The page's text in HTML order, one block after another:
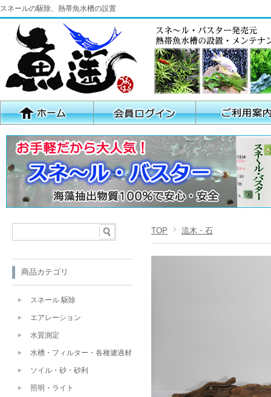
スネールの駆除、熱帯魚水槽の設置
TOP 流木・石
商品カテゴリ
スネール 駆除
エアレーション
水質測定
水槽・フィルター・各種濾過材
ソイル・砂・砂利
照明・ライト